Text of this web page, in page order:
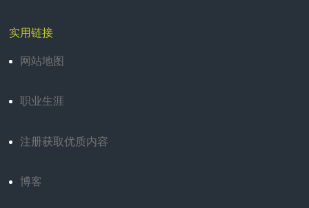
实用链接
网站地图
职业生涯
注册获取优质内容
博客